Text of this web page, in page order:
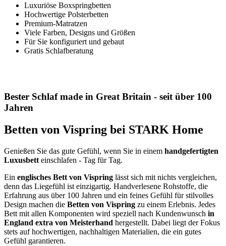
Luxuriöse Boxspringbetten
Hochwertige Polsterbetten
Premium-Matratzen
Viele Farben, Designs und Größen
Für Sie konfiguriert und gebaut
Gratis Schlafberatung
Bester Schlaf made in Great Britain - seit über 100
Jahren
Betten von Vispring bei STARK Home
Genießen Sie das gute Gefühl, wenn Sie in einem handgefertigten
Luxusbett einschlafen - Tag für Tag.
Ein englisches Bett von Vispring lässt sich mit nichts vergleichen,
denn das Liegefühl ist einzigartig. Handverlesene Rohstoffe, die
Erfahrung aus über 100 Jahren und ein feines Gefühl für stilvolles
Design machen die Betten von Vispring zu einem Erlebnis. Jedes
Bett mit allen Komponenten wird speziell nach Kundenwunsch in
England extra von Meisterhand hergestellt. Dabei liegt der Fokus
stets auf hochwertigen, nachhaltigen Materialien, die ein gutes
Gefühl garantieren.